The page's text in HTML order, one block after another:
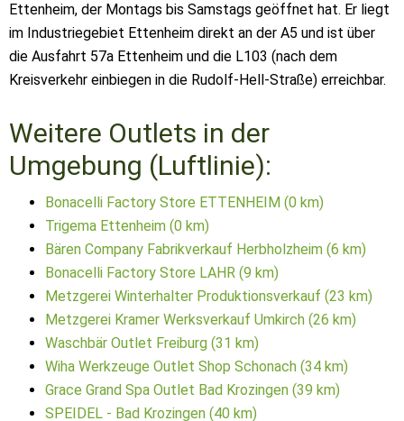
Ettenheim, der Montags bis Samstags geöffnet hat. Er liegt
im Industriegebiet Ettenheim direkt an der A5 und ist über
die Ausfahrt 57a Ettenheim und die L103 (nach dem
Kreisverkehr einbiegen in die Rudolf-Hell-Straße) erreichbar.
Weitere Outlets in der
Umgebung (Luftlinie):
Bonacelli Factory Store ETTENHEIM (0 km)
Trigema Ettenheim (0 km)
Bären Company Fabrikverkauf Herbholzheim (6 km)
Bonacelli Factory Store LAHR (9 km)
Metzgerei Winterhalter Produktionsverkauf (23 km)
Metzgerei Kramer Werksverkauf Umkirch (26 km)
Waschbär Outlet Freiburg (31 km)
Wiha Werkzeuge Outlet Shop Schonach (34 km)
Grace Grand Spa Outlet Bad Krozingen (39 km)
SPEIDEL - Bad Krozingen (40 km)